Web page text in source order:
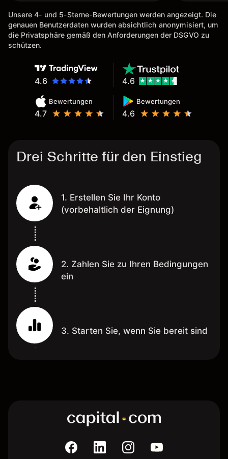
Unsere 4- und 5-Sterne-Bewertungen werden angezeigt. Die
genauen Benutzerdaten wurden absichtlich anonymisiert, um
die Privatsphäre gemäß den Anforderungen der DSGVO zu
schützen.
4.6
Bewertungen
4.7
Bewertungen
4.6
4.6
Drei Schritte für den Einstieg
1. Erstellen Sie Ihr Konto
(vorbehaltlich der Eignung)
2. Zahlen Sie zu Ihren Bedingungen
ein
3. Starten Sie, wenn Sie bereit sind